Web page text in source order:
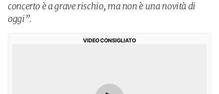
concerto è a grave rischio, ma non è una novità di
oggi”.
VIDEO CONSIGLIATO